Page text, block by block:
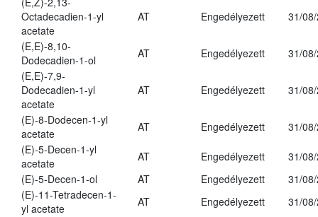
Octadecadien-1-yl
acetate
AT Engedélyezett 31/
(E,E)-8,10-
Dodecadien-1-ol
AT Engedélyezett
31/
(E,E)-7,9-
Dodecadien-1-yl
acetate
AT Engedélyezett 31/
(E)-8-Dodecen-1-yl
acetate
AT Engedélyezett
31/
(E)-5-Decen-1-yl
acetate
AT Engedélyezett
31/
(E)-5-Decen-1-ol
AT Engedélyezett
31/
(E)-11-Tetradecen-1-
yl acetate
AT Engedélyezett 31/